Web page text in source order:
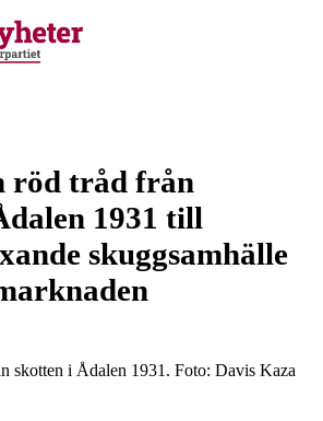
röd tråd från
1931 till
skuggsamhälle
skotten i Ådalen 1931. Foto: Davis Kaza